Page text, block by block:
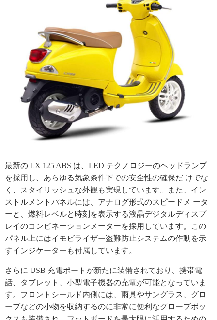
最新の LX 125 ABS は、LED テクノロジーのヘッドランプ
を採用し、あらゆる気象条件下での安全性の確保だ けでな
く、スタイリッシュな外観も実現しています。また、イン
ストルメントパネルには、アナログ形式のスピードメ ータ
ーと、燃料レベルと時刻を表示する液晶デジタルディスプ
レイのコンビネーションメーターを採用しています。この
パネル上にはイモビライザー盗難防止システムの作動を示
すインジケーターも付属しています。
さらに USB 充電ポートが新たに装備されており、携帯電
話、タブレット、小型電子機器の充電が可能となっていま
す。フロントシールド内側には、雨具やサングラス、グロ
ーブなどの小物を収納するのに非常に便利なグローブボッ